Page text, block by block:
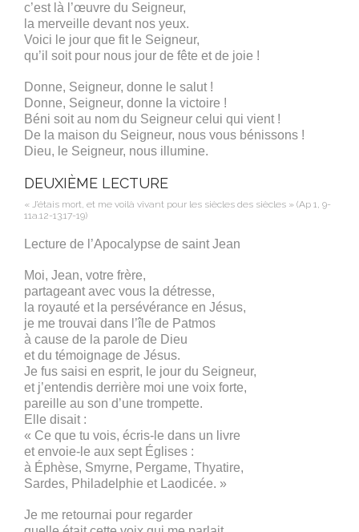
c’est là l’œuvre du Seigneur,
la merveille devant nos yeux.
Voici le jour que fit le Seigneur,
qu’il soit pour nous jour de fête et de joie !
Donne, Seigneur, donne le salut !
Donne, Seigneur, donne la victoire !
Béni soit au nom du Seigneur celui qui vient !
De la maison du Seigneur, nous vous bénissons !
Dieu, le Seigneur, nous illumine.
DEUXIÈME LECTURE
« J’étais mort, et me voilà vivant pour les siècles des siècles » (Ap 1, 9-
11a.12-13.17-19)
Lecture de l’Apocalypse de saint Jean
Moi, Jean, votre frère,
partageant avec vous la détresse,
la royauté et la persévérance en Jésus,
je me trouvai dans l’île de Patmos
à cause de la parole de Dieu
et du témoignage de Jésus.
Je fus saisi en esprit, le jour du Seigneur,
et j’entendis derrière moi une voix forte,
pareille au son d’une trompette.
Elle disait :
« Ce que tu vois, écris-le dans un livre
et envoie-le aux sept Églises :
à Éphèse, Smyrne, Pergame, Thyatire,
Sardes, Philadelphie et Laodicée. »
Je me retournai pour regarder